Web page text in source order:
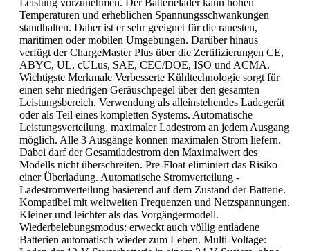
Temperaturen und erheblichen Spannungsschwankungen
standhalten. Daher ist er sehr geeignet für die rauesten,
maritimen oder mobilen Umgebungen. Darüber hinaus
verfügt der ChargeMaster Plus über die Zertifizierungen CE,
ABYC, UL, cULus, SAE, CEC/DOE, ISO und ACMA.
Wichtigste Merkmale Verbesserte Kühltechnologie sorgt für
einen sehr niedrigen Geräuschpegel über den gesamten
Leistungsbereich. Verwendung als alleinstehendes Ladegerät
oder als Teil eines kompletten Systems. Automatische
Leistungsverteilung, maximaler Ladestrom an jedem Ausgang
möglich. Alle 3 Ausgänge können maximalen Strom liefern.
Dabei darf der Gesamtladestrom den Maximalwert des
Modells nicht überschreiten. Pre-Float eliminiert das Risiko
einer Überladung. Automatische Stromverteilung -
Ladestromverteilung basierend auf dem Zustand der Batterie.
Kompatibel mit weltweiten Frequenzen und Netzspannungen.
Kleiner und leichter als das Vorgängermodell.
Wiederbelebungsmodus: erweckt auch völlig entladene
Batterien automatisch wieder zum Leben. Multi-Voltage: